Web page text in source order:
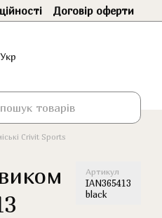
Договір оферти
Укр
Crivit Sports
Артикул
IAN365413
black